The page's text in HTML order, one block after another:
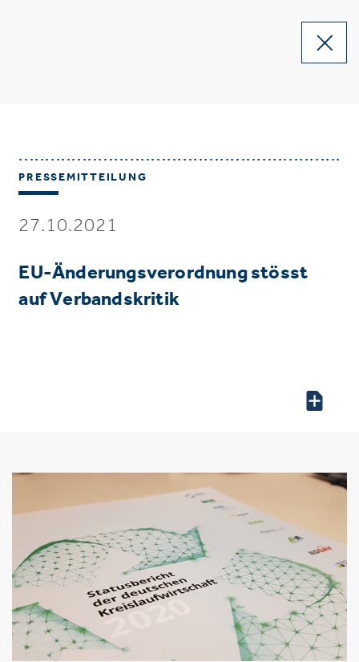
PRESSEMITTEILUNG
27.10.2021
EU-Änderungsverordnung stösst
auf Verbandskritik